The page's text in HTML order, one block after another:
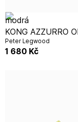
KONG AZZURRO Obuv
Peter Legwood
1 680 Kč